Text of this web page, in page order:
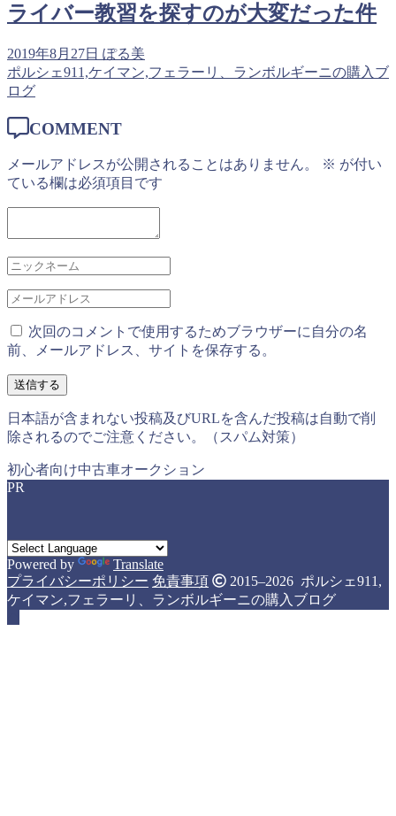
ライバー教習を探すのが大変だった件
2019年8月27日 ぽる美
ポルシェ911,ケイマン,フェラーリ、ランボルギーニの購入ブ
ログ
COMMENT
メールアドレスが公開されることはありません。 ※ が付い
ている欄は必須項目です
次回のコメントで使用するためブラウザーに自分の名
前、メールアドレス、サイトを保存する。
日本語が含まれない投稿及びURLを含んだ投稿は自動で削
除されるのでご注意ください。（スパム対策）
初心者向け中古車オークション
PR
Powered by
Translate
プライバシーポリシー 免責事項
2015–2026 ポルシェ911,
ケイマン,フェラーリ、ランボルギーニの購入ブログ